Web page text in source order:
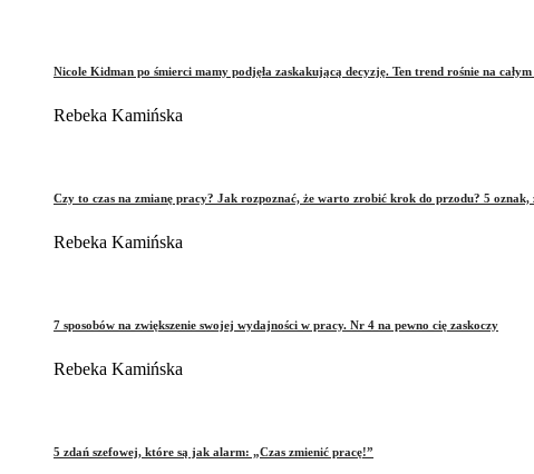
Nicole Kidman po śmierci mamy podjęła zaskakującą decyzję. Ten trend rośnie na całym
Rebeka Kamińska
Czy to czas na zmianę pracy? Jak rozpoznać, że warto zrobić krok do przodu? 5 oznak,
Rebeka Kamińska
7 sposobów na zwiększenie swojej wydajności w pracy. Nr 4 na pewno cię zaskoczy
Rebeka Kamińska
5 zdań szefowej, które są jak alarm: „Czas zmienić pracę!”